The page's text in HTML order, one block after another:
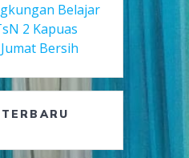
Belajar
2 Kapuas
Bersih